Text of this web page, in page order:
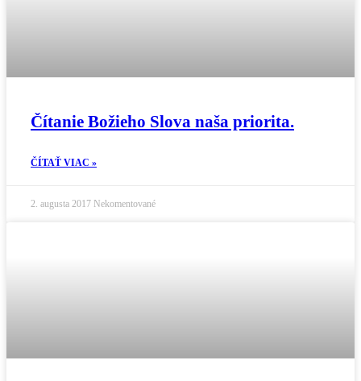
Čítanie Božieho Slova naša priorita.
ČÍTAŤ VIAC »
2. augusta 2017 Nekomentované